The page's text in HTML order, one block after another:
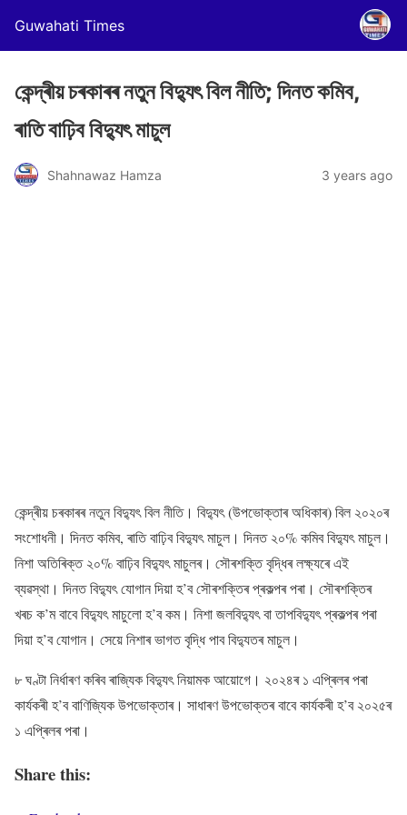
Guwahati Times
কেন্দ্ৰীয় চৰকাৰৰ নতুন বিদ্যুৎ বিল নীতি; দিনত কমিব,
ৰাতি বাঢ়িব বিদ্যুৎ মাচুল
Shahnawaz Hamza 3 years ago
কেন্দ্ৰীয় চৰকাৰৰ নতুন বিদ্যুৎ বিল নীতি। বিদ্যুৎ (উপভোক্তাৰ অধিকাৰ) বিল ২০২০ৰ
সংশোধনী। দিনত কমিব, ৰাতি বাঢ়িব বিদ্যুৎ মাচুল। দিনত ২০% কমিব বিদ্যুৎ মাচুল।
নিশা অতিৰিক্ত ২০% বাঢ়িব বিদ্যুৎ মাচুলৰ। সৌৰশক্তি বৃদ্ধিৰ লক্ষ্যৰে এই
ব্যৱস্থা। দিনত বিদ্যুৎ যোগান দিয়া হ’ব সৌৰশক্তিৰ প্ৰকল্পৰ পৰা। সৌৰশক্তিৰ
খৰচ ক’ম বাবে বিদ্যুৎ মাচুলো হ’ব কম। নিশা জলবিদ্যুৎ বা তাপবিদ্যুৎ প্ৰকল্পৰ পৰা
দিয়া হ’ব যোগান। সেয়ে নিশাৰ ভাগত বৃদ্ধি পাব বিদ্যুতৰ মাচুল।
৮ ঘণ্টা নিৰ্ধাৰণ কৰিব ৰাজ্যিক বিদ্যুৎ নিয়ামক আয়োগে। ২০২৪ৰ ১ এপ্ৰিলৰ পৰা
কাৰ্যকৰী হ’ব বাণিজ্যিক উপভোক্তাৰ। সাধাৰণ উপভোক্তৰ বাবে কাৰ্যকৰী হ’ব ২০২৫ৰ
১ এপ্ৰিলৰ পৰা।
Share this: